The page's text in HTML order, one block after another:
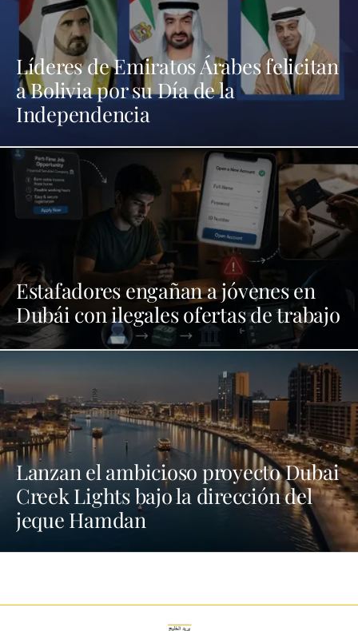
Líderes de Emiratos Árabes felicitan
a Bolivia por su Día de la
Independencia
Estafadores engañan a jóvenes en
Dubái con ilegales ofertas de trabajo
Lanzan el ambicioso proyecto Dubai
Creek Lights bajo la dirección del
jeque Hamdan